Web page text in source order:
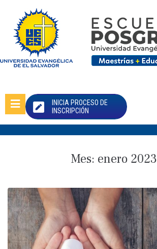
INICIA PROCESO DE
INSCRIPCIÓN
Mes: enero 2023